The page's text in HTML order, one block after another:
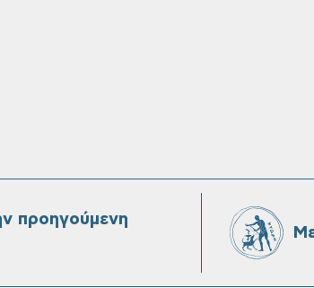
προηγούμενη